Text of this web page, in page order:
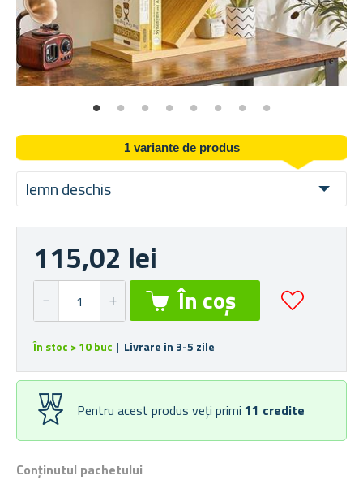
1 variante de produs
lemn deschis
Conținutul pachetului
115,02 lei
În stoc > 10 buc | Livrare in 3-5 zile
Pentru acest produs veți primi 11 credite